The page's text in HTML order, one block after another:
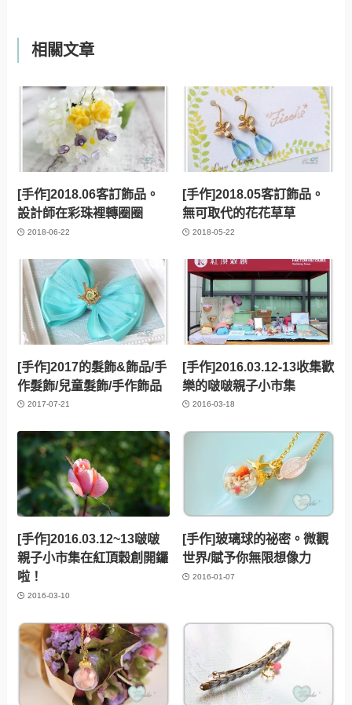
相關文章
[手作]2018.06客訂飾品。
設計師在彩珠裡轉圈圈
2018-06-22
[手作]2018.05客訂飾品。
無可取代的花花草草
2018-05-22
[手作]2017的髮飾&飾品/手
作髮飾/兒童髮飾/手作飾品
2017-07-21
[手作]2016.03.12-13收集歡
樂的啵啵親子小市集
2016-03-18
[手作]2016.03.12~13啵啵
親子小市集在紅頂穀創開鑼
啦！
2016-03-10
[手作]玻璃球的祕密。微觀
世界/賦予你無限想像力
2016-01-07